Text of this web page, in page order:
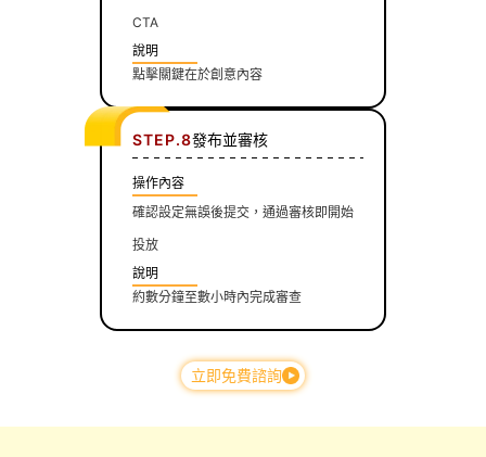
CTA
說明
點擊關鍵在於創意內容
STEP.8發布並審核
操作內容
確認設定無誤後提交，通過審核即開始
投放
說明
約數分鐘至數小時內完成審查
立即免費諮詢